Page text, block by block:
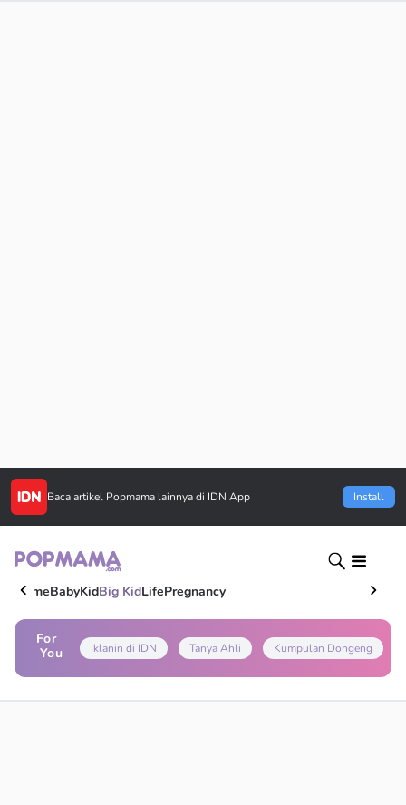
Baca artikel Popmama lainnya di IDN App Install
HomeBabyKidBig KidLifePregnancy
For
You
Iklanin di IDN Tanya Ahli Kumpulan Dongeng